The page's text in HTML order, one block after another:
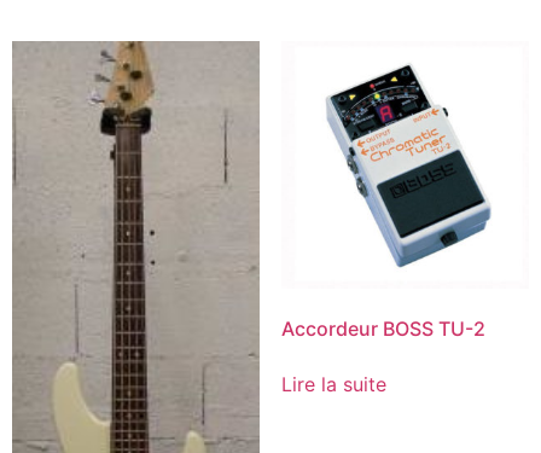
Accordeur BOSS TU-2
Lire la suite